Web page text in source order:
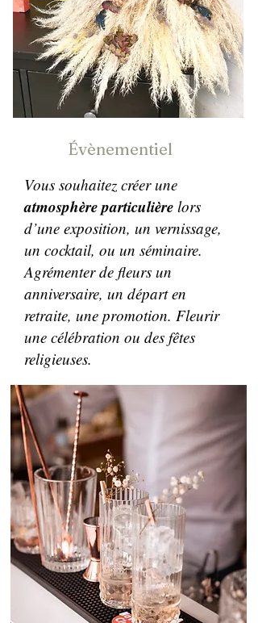
Évènementiel
Vous souhaitez créer une
atmosphère particulière lors
d’une exposition, un vernissage,
un cocktail, ou un séminaire.
Agrémenter de fleurs un
anniversaire, un départ en
retraite, une promotion. Fleurir
une célébration ou des fêtes
religieuses.